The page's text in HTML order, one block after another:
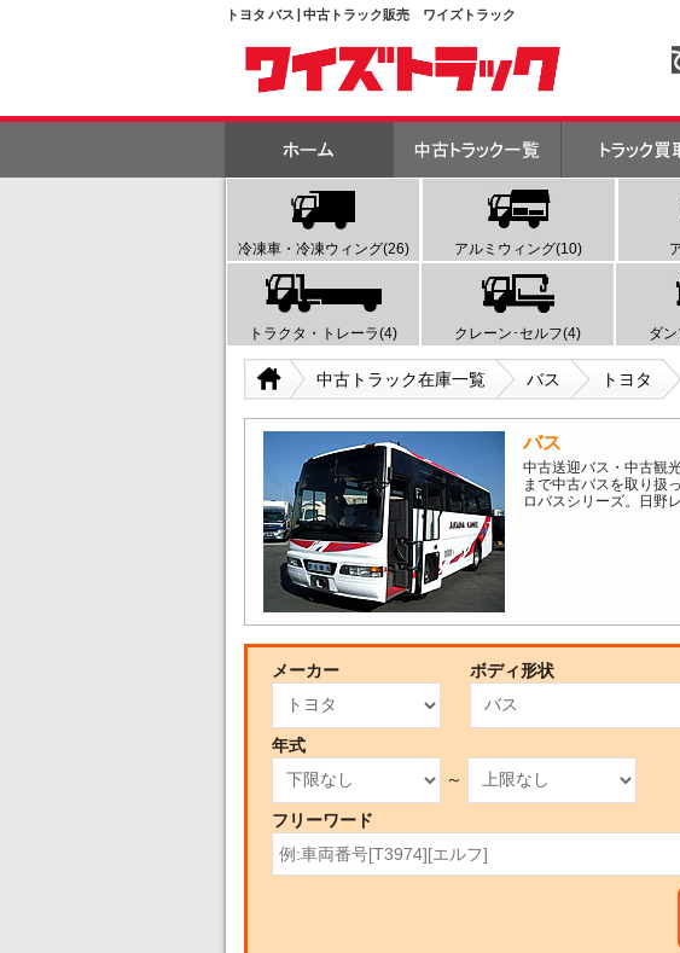
トヨタ バス | 中古トラック販売 ワイズトラック
冷凍車・冷凍ウィング(26) アルミウィング(10)
トラクタ・トレーラ(4) クレーン･セルフ(4) ダ
中古トラック在庫一覧 バス トヨタ
バス
中古送迎バス・中古観
まで中古バスを取り扱
ロバスシリーズ。日野
メーカー ボディ形状
年式
～
フリーワード